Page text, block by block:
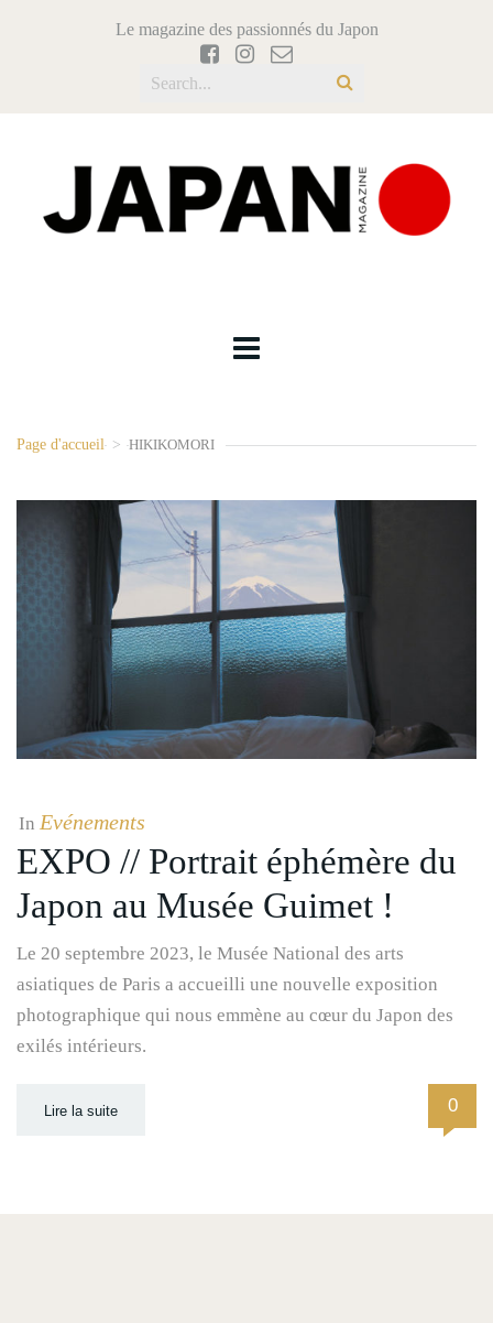
Le magazine des passionnés du Japon
Page d'accueil > HIKIKOMORI
In Evénements
EXPO // Portrait éphémère du
Japon au Musée Guimet !
Le 20 septembre 2023, le Musée National des arts
asiatiques de Paris a accueilli une nouvelle exposition
photographique qui nous emmène au cœur du Japon des
exilés intérieurs.
Lire la suite 0